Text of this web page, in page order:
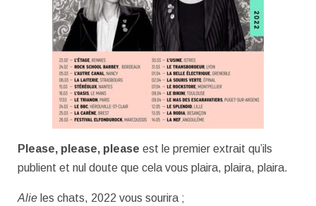
Please, please, please est le premier extrait qu’ils
publient et nul doute que cela vous plaira, plaira, plaira.
Alie les chats, 2022 vous sourira ;